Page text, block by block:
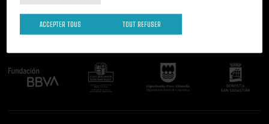
TOUT REFUSER
ACCEPTER TOUS